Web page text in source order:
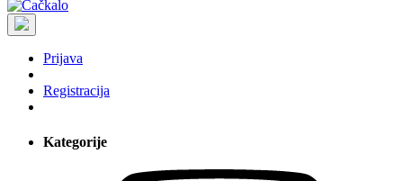
Prijava
Registracija
Kategorije